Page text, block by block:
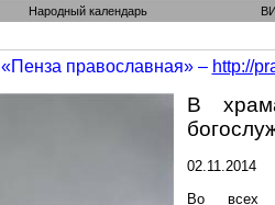
Народный календарь
«Пенза православная» – http://
В
02.11.2014
Во всех